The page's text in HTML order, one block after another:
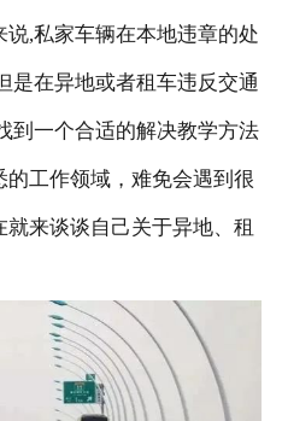
租车资讯
租车价格
联系我们
,私家车辆在本地违章的处
是在异地或者租车违反交通
到一个合适的解决教学方法
工作领域，难免会遇到很
来谈谈自己关于异地、租